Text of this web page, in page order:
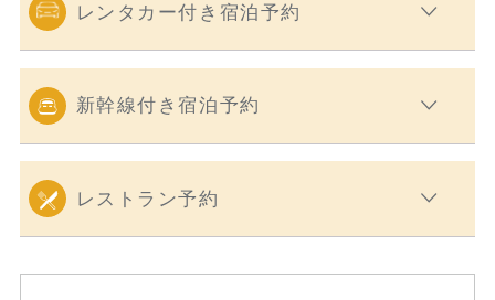
レンタカー付き宿泊予約
新幹線付き宿泊予約
レストラン予約